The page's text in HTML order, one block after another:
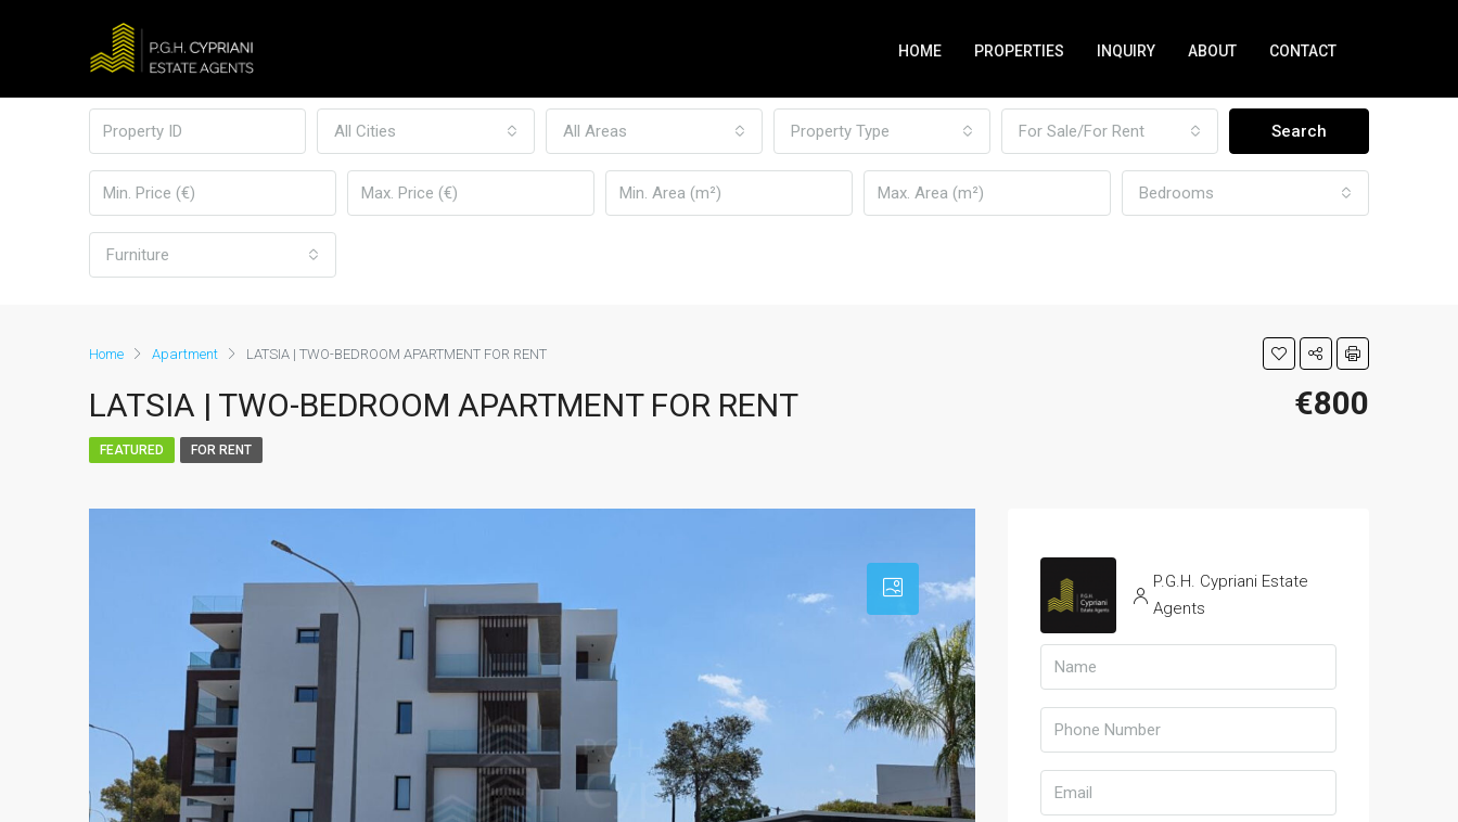
HOME PROPERTIES INQUIRY ABOUT CONTACT
All Cities All Areas Property Type For Sale/For Rent Search
Bedrooms
Furniture
Home Apartment LATSIA | TWO-BEDROOM APARTMENT FOR RENT
LATSIA | TWO-BEDROOM APARTMENT FOR RENT €800
FEATURED FOR RENT
P.G.H. Cypriani Estate
Agents